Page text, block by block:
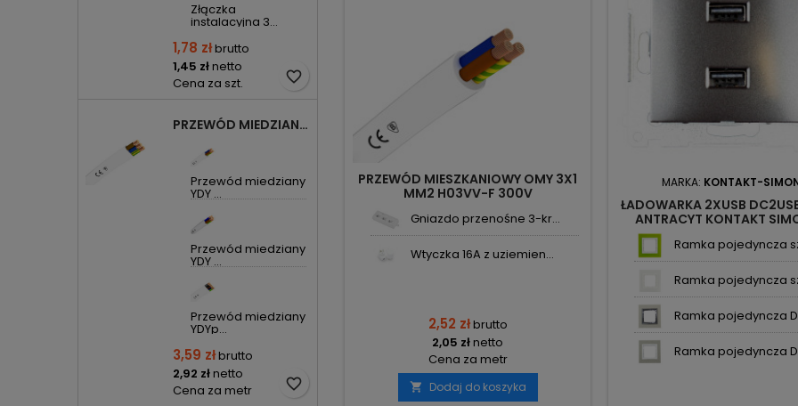
Złączka
instalacyjna 3...
1,78 złbrutto
1,45 złnetto
Cena za szt.
favorite_border
PRZEWÓD MIEDZIANY YDYP DRUT 3X1,5MM2 ŻO 450/750V
Przewód miedziany
YDY ...
Przewód miedziany
YDY ...
Przewód miedziany
YDYp...
3,59 złbrutto
2,92 złnetto
Cena za metr
favorite_border
PRZEWÓD MIESZKANIOWY OMY 3X1
MM2 H03VV-F 300V
Gniazdo przenośne 3-kr...
Wtyczka 16A z uziemien...
2,52 złbrutto
2,05 złnetto
Cena za metr
 Dodaj do koszyka
MARKA: KONTAKT-
ŁADOWARKA 2XUSB
ANTRACYT KONTAKT
Ramka pojedyncza
Ramka pojedyncza
Ramka pojedyncza
Ramka pojedyncza